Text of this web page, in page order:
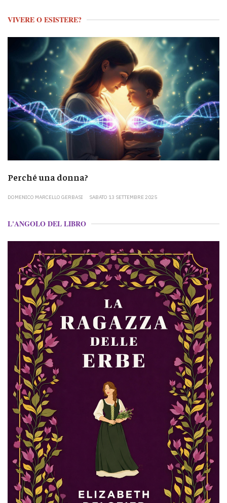
VIVERE O ESISTERE?
Perché una donna?
DOMENICO MARCELLO GERBASI SABATO 13 SETTEMBRE 2025
L'ANGOLO DEL LIBRO